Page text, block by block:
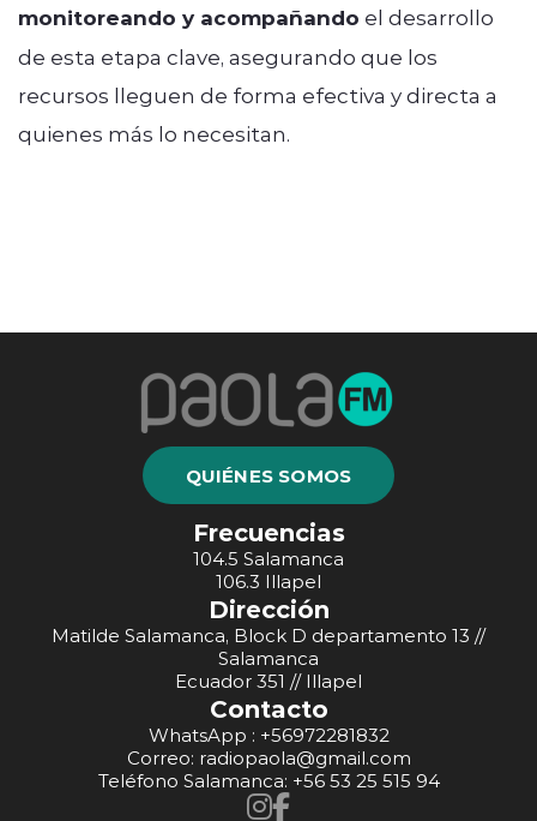
monitoreando y acompañando el desarrollo
de esta etapa clave, asegurando que los
recursos lleguen de forma efectiva y directa a
quienes más lo necesitan.
QUIÉNES SOMOS
Frecuencias
104.5 Salamanca
106.3 Illapel
Dirección
Matilde Salamanca, Block D departamento 13 //
Salamanca
Ecuador 351 // Illapel
Contacto
WhatsApp : +56972281832
Correo: radiopaola@gmail.com
Teléfono Salamanca: +56 53 25 515 94